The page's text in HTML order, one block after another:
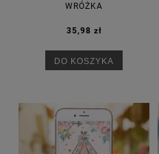
WRÓŻKA
35,98 zł
DO KOSZYKA